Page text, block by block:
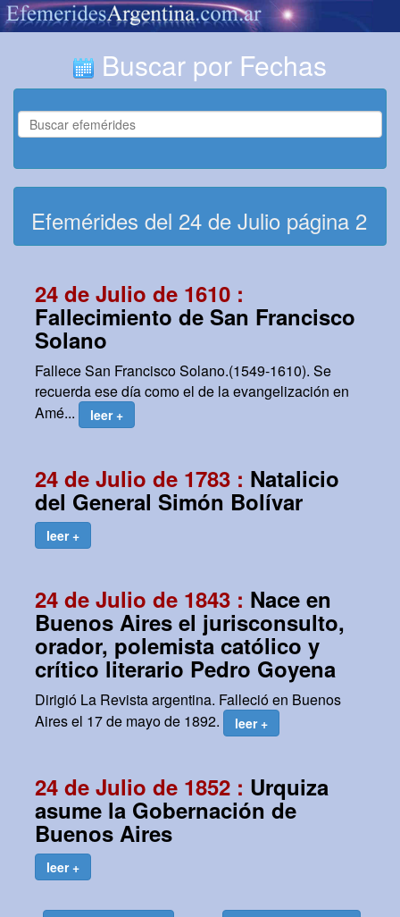
Buscar por Fechas
Efemérides del 24 de Julio página 2
24 de Julio de 1610 :
Fallecimiento de San Francisco
Solano
Fallece San Francisco Solano.(1549-1610). Se
recuerda ese día como el de la evangelización en
Amé...
leer +
24 de Julio de 1783 : Natalicio
del General Simón Bolívar
leer +
24 de Julio de 1843 : Nace en
Buenos Aires el jurisconsulto,
orador, polemista católico y
crítico literario Pedro Goyena
Dirigió La Revista argentina. Falleció en Buenos
Aires el 17 de mayo de 1892.
leer +
24 de Julio de 1852 : Urquiza
asume la Gobernación de
Buenos Aires
leer +